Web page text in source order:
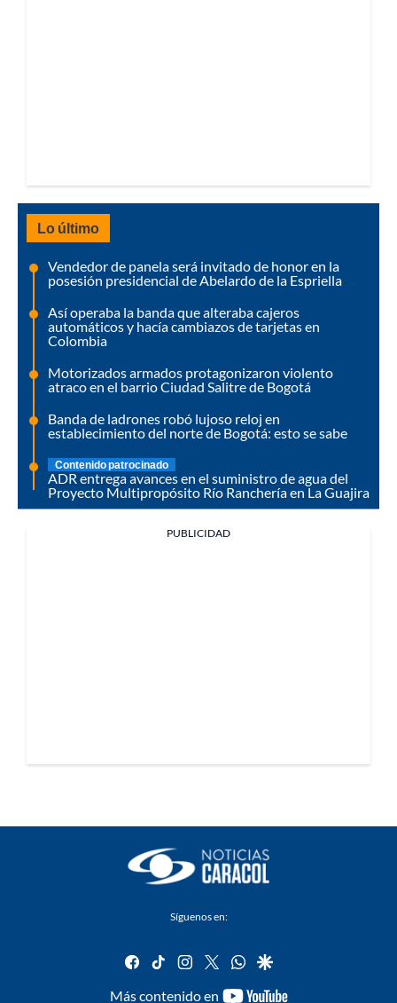
Lo último
Vendedor de panela será invitado de honor en la
posesión presidencial de Abelardo de la Espriella
Así operaba la banda que alteraba cajeros
automáticos y hacía cambiazos de tarjetas en
Colombia
Motorizados armados protagonizaron violento
atraco en el barrio Ciudad Salitre de Bogotá
Banda de ladrones robó lujoso reloj en
establecimiento del norte de Bogotá: esto se sabe
Contenido patrocinado
ADR entrega avances en el suministro de agua del
Proyecto Multipropósito Río Ranchería en La Guajira
PUBLICIDAD
Síguenos en:
facebook
tiktok instagram
twitterwhatsapp
google
Más contenido en
youtube-